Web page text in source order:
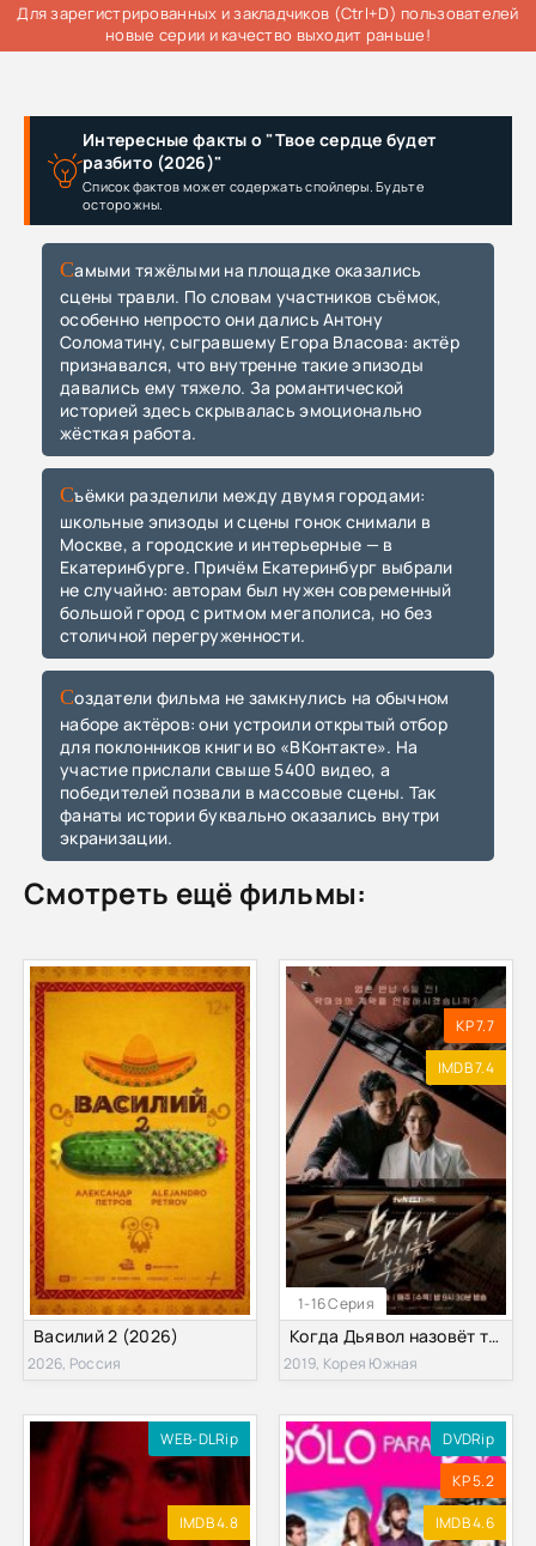
Для зарегистрированных и закладчиков (Ctrl+D) пользователей
новые серии и качество выходит раньше!
Интересные факты о "Твое сердце будет
разбито (2026)"
Список фактов может содержать спойлеры. Будьте
осторожны.
Самыми тяжёлыми на площадке оказались
сцены травли. По словам участников съёмок,
особенно непросто они дались Антону
Соломатину, сыгравшему Егора Власова: актёр
признавался, что внутренне такие эпизоды
давались ему тяжело. За романтической
историей здесь скрывалась эмоционально
жёсткая работа.
Съёмки разделили между двумя городами:
школьные эпизоды и сцены гонок снимали в
Москве, а городские и интерьерные — в
Екатеринбурге. Причём Екатеринбург выбрали
не случайно: авторам был нужен современный
большой город с ритмом мегаполиса, но без
столичной перегруженности.
Создатели фильма не замкнулись на обычном
наборе актёров: они устроили открытый отбор
для поклонников книги во «ВКонтакте». На
участие прислали свыше 5400 видео, а
победителей позвали в массовые сцены. Так
фанаты истории буквально оказались внутри
экранизации.
Смотреть ещё фильмы:
Василий 2 (2026)
2026, Россия
1-16 Серия
KP 7.7
IMDB 7.4
Когда Дьявол назовёт твоё имя / Когда Дьявол назовет твое имя (2019)
2019, Корея Южная
WEB-DLRip
IMDB 4.8
DVDRip
KP 5.2
IMDB 4.6